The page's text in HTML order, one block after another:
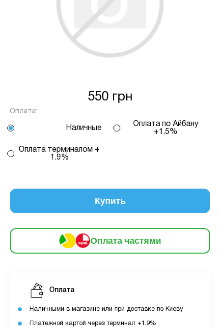
550 грн
Оплата:
Наличные
Оплата по Айбану
+1.5%
Оплата терминалом +
1.9%
Купить
Оплата частями
2 – комісія банку залежить
від кількості обраних вами платежів, від 2
до 25, та вираховується за допомогою
калькулятору або за консультацією нашого
ПРИВАТБАНК у вас має бути відкритий ліміт на
за вартість обраного вами товару, ви маєте
Оплата
платежів:
6
9
місяць:
199 грн
Інформація:
За допомогою ПУМБ ви маєте можливість
придбати товар в розстрочку.
Для оформлення розстрочки вам необхідно
Оплата
Наличными в магазине или при доставке по Киеву
Платежной картой через терминал +1.9%